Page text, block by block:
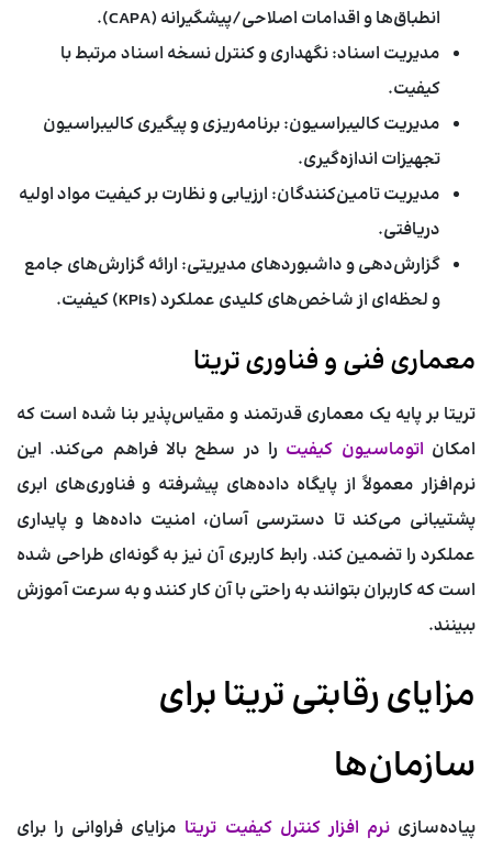
انطباق‌ها و اقدامات اصلاحی/پیشگیرانه (CAPA).
مدیریت اسناد:نگهداری و کنترل نسخه اسناد مرتبط با
کیفیت.
مدیریت کالیبراسیون:برنامه‌ریزی و پیگیری کالیبراسیون
تجهیزات اندازه‌گیری.
مدیریت تامین‌کنندگان: ارزیابی و نظارت بر کیفیت مواد اولیه
دریافتی.
گزارش‌دهی و داشبوردهای مدیریتی: ارائه گزارش‌های جامع
و لحظه‌ای از شاخص‌های کلیدی عملکرد (KPIs) کیفیت.
معماری فنی و فناوری تریتا
تریتا بر پایه یک معماری قدرتمند و مقیاس‌پذیر بنا شده است که
امکان اتوماسیون کیفیت را در سطح بالا فراهم می‌کند. این
نرم‌افزار معمولاً از پایگاه داده‌های پیشرفته و فناوری‌های ابری
پشتیبانی می‌کند تا دسترسی آسان، امنیت داده‌ها و پایداری
عملکرد را تضمین کند. رابط کاربری آن نیز به گونه‌ای طراحی شده
است که کاربران بتوانند به راحتی با آن کار کنند و به سرعت آموزش
ببینند.
مزایای رقابتی تریتا برای
سازمان‌ها
پیاده‌سازینرم افزار کنترل کیفیت تریتا مزایای فراوانی را برای